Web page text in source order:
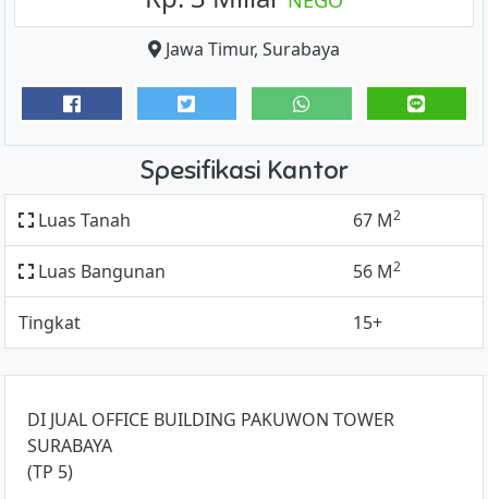
Jawa Timur, Surabaya
Spesifikasi Kantor
Luas Tanah 67 M2
Luas Bangunan 56 M2
Tingkat 15+
DI JUAL OFFICE BUILDING PAKUWON TOWER
SURABAYA
(TP 5)